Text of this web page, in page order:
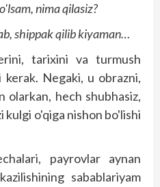
nima qilasiz?
shippak qilib kiyaman…
tarixini va turmush
Negaki, u obrazni,
olarkan, hech shubhasiz,
kulgi o'qiga nishon bo'lishi
payrovlar aynan
sabablariyam